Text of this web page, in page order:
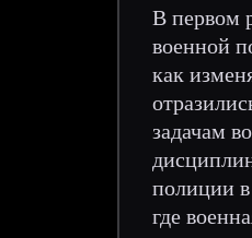
В первом
военной
как
задачам
полиции
где